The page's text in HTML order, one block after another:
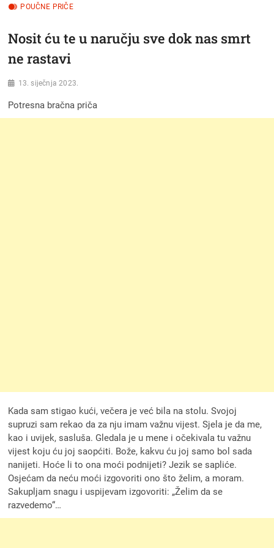
POUČNE PRIČE
Nosit ću te u naručju sve dok nas smrt
ne rastavi
13. siječnja 2023.
Potresna bračna priča
Kada sam stigao kući, večera je već bila na stolu. Svojoj
supruzi sam rekao da za nju imam važnu vijest. Sjela je da me,
kao i uvijek, sasluša. Gledala je u mene i očekivala tu važnu
vijest koju ću joj saopćiti. Bože, kakvu ću joj samo bol sada
nanijeti. Hoće li to ona moći podnijeti? Jezik se sapliće.
Osjećam da neću moći izgovoriti ono što želim, a moram.
Sakupljam snagu i uspijevam izgovoriti: „Želim da se
razvedemo“…